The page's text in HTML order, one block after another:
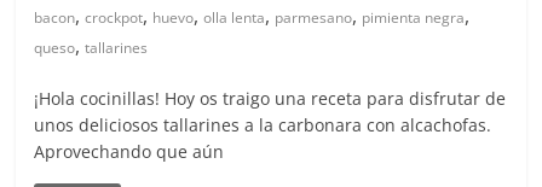
bacon,crockpot, huevo,olla lenta, parmesano, pimienta negra,
queso,tallarines
¡Hola cocinillas! Hoy os traigo una receta para disfrutar de
unos deliciosos tallarines a la carbonara con alcachofas.
Aprovechando que aún